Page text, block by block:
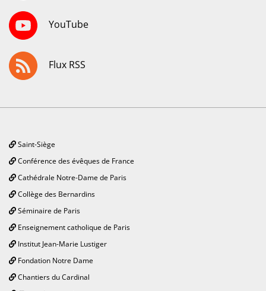
YouTube
Flux RSS
Saint-Siège
Conférence des évêques de France
Cathédrale Notre-Dame de Paris
Collège des Bernardins
Séminaire de Paris
Enseignement catholique de Paris
Institut Jean-Marie Lustiger
Fondation Notre Dame
Chantiers du Cardinal